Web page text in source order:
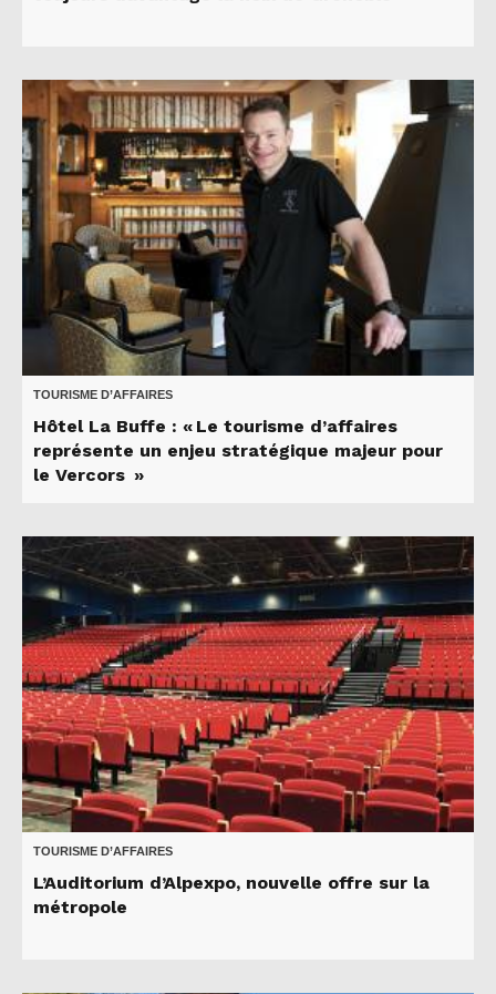
TOURISME D’AFFAIRES
Hôtel La Buffe : « Le tourisme d’affaires
représente un enjeu stratégique majeur pour
le Vercors »
TOURISME D’AFFAIRES
L’Auditorium d’Alpexpo, nouvelle offre sur la
métropole